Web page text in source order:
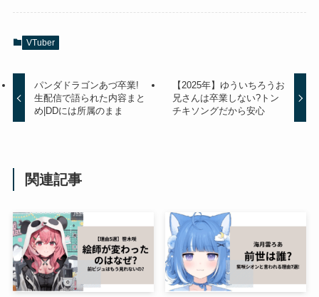
VTuber
パンダドラゴンあづ卒業!
生配信で語られた内容まと
め|DDには所属のまま
【2025年】ゆういちろうお
兄さんは卒業しない?トン
チキソングだから安心
関連記事